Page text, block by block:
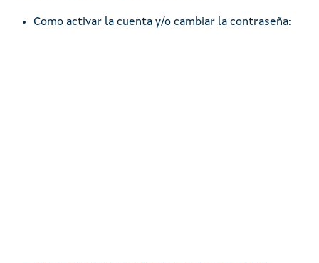
Como activar la cuenta y/o cambiar la contraseña: